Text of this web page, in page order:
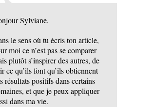
Sylviane,
le sens où tu écris ton article,
moi ce n’est pas se comparer
plutôt s’inspirer des autres, de
ce qu’ils font qu’ils obtiennent
résultats positifs dans certains
et que je peux appliquer
dans ma vie.